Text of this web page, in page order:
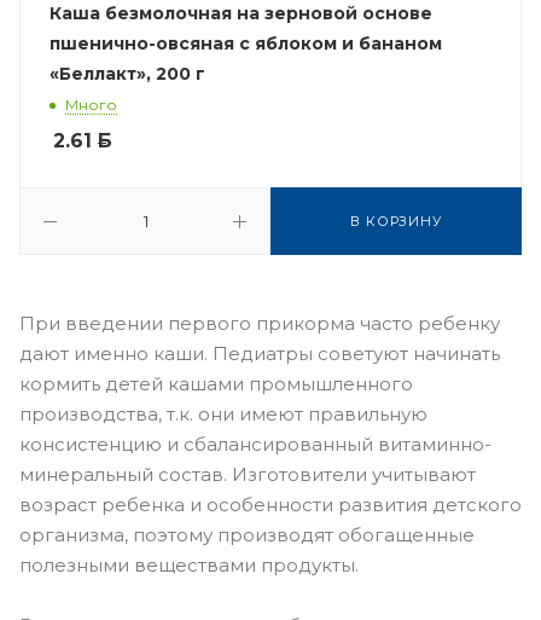
Каша безмолочная на зерновой основе
пшенично-овсяная с яблоком и бананом
«Беллакт», 200 г
Много
2.61 Б
В КОРЗИНУ
При введении первого прикорма часто ребенку
дают именно каши. Педиатры советуют начинать
кормить детей кашами промышленного
производства, т.к. они имеют правильную
консистенцию и сбалансированный витаминно-
минеральный состав. Изготовители учитывают
возраст ребенка и особенности развития детского
организма, поэтому производят обогащенные
полезными веществами продукты.